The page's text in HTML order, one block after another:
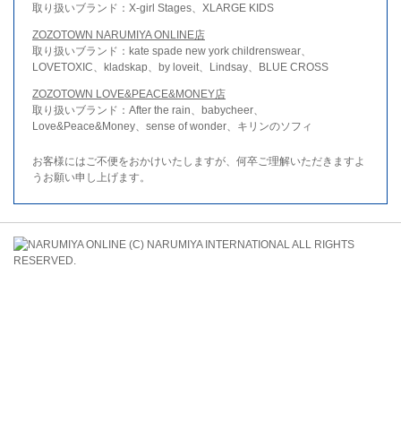
取り扱いブランド：X-girl Stages、XLARGE KIDS
ZOZOTOWN NARUMIYA ONLINE店
取り扱いブランド：kate spade new york childrenswear、
LOVETOXIC、kladskap、by loveit、Lindsay、BLUE CROSS
ZOZOTOWN LOVE&PEACE&MONEY店
取り扱いブランド：After the rain、babycheer、
Love&Peace&Money、sense of wonder、キリンのソフィ
お客様にはご不便をおかけいたしますが、何卒ご理解いただきますよ
うお願い申し上げます。